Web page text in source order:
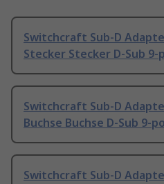
Switchcraft Sub-D
Stecker Stecker D-Sub 9-
Switchcraft Sub-D
Buchse Buchse D-Sub 9-
Switchcraft Sub-D